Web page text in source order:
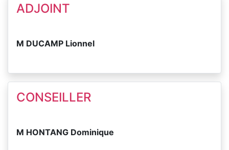
ADJOINT
M DUCAMP Lionnel
CONSEILLER
M HONTANG Dominique